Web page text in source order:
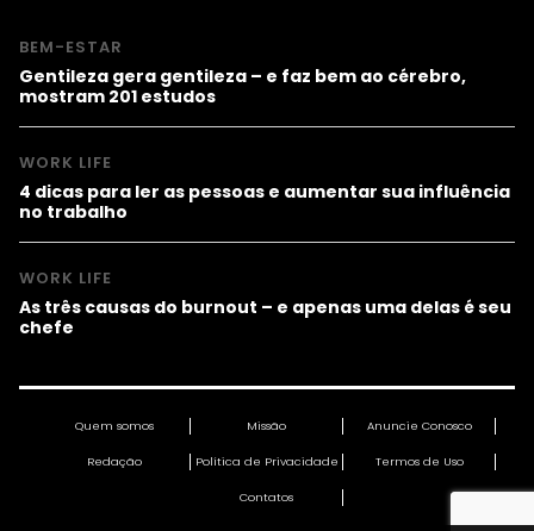
BEM-ESTAR
Gentileza gera gentileza – e faz bem ao cérebro,
mostram 201 estudos
WORK LIFE
4 dicas para ler as pessoas e aumentar sua influência
no trabalho
WORK LIFE
As três causas do burnout – e apenas uma delas é seu
chefe
Quem somos Missão Anuncie Conosco
Redação Política de Privacidade Termos de Uso
Contatos